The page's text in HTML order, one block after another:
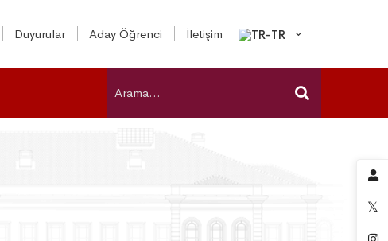
Duyurular Aday Öğrenci İletişim